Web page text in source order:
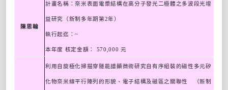
陳思翰
計畫名稱：奈米表面電漿結構在高分子發光二極體之多波段光增
益研究（新制多年期第2年）
執行起迄：~
本年度 核定金額： 570,000元
利用自旋極化掃描穿隧能譜顯微術研究自有序組裝的磁性多元矽
化物奈米線平行陣列的形貌、電子結構及磁區之關聯性 （新制